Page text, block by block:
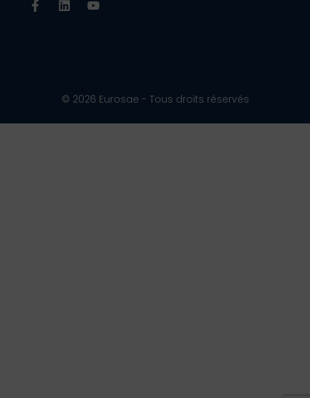
© 2026 Eurosae - Tous droits réservés